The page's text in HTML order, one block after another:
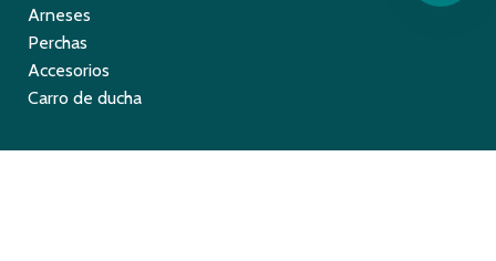
Arneses
Perchas
Accesorios
Carro de ducha